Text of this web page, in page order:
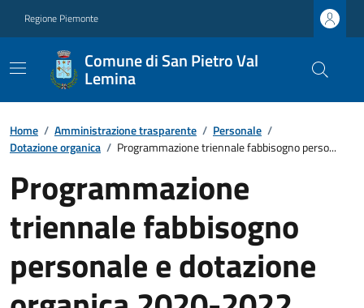
Regione Piemonte
Comune di San Pietro Val
Lemina
Home / Amministrazione trasparente / Personale /
Dotazione organica / Programmazione triennale fabbisogno perso...
Programmazione
triennale fabbisogno
personale e dotazione